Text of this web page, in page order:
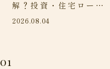
解？投資・住宅ロー
ン・貯蓄？最適解を
2026.08.04
01